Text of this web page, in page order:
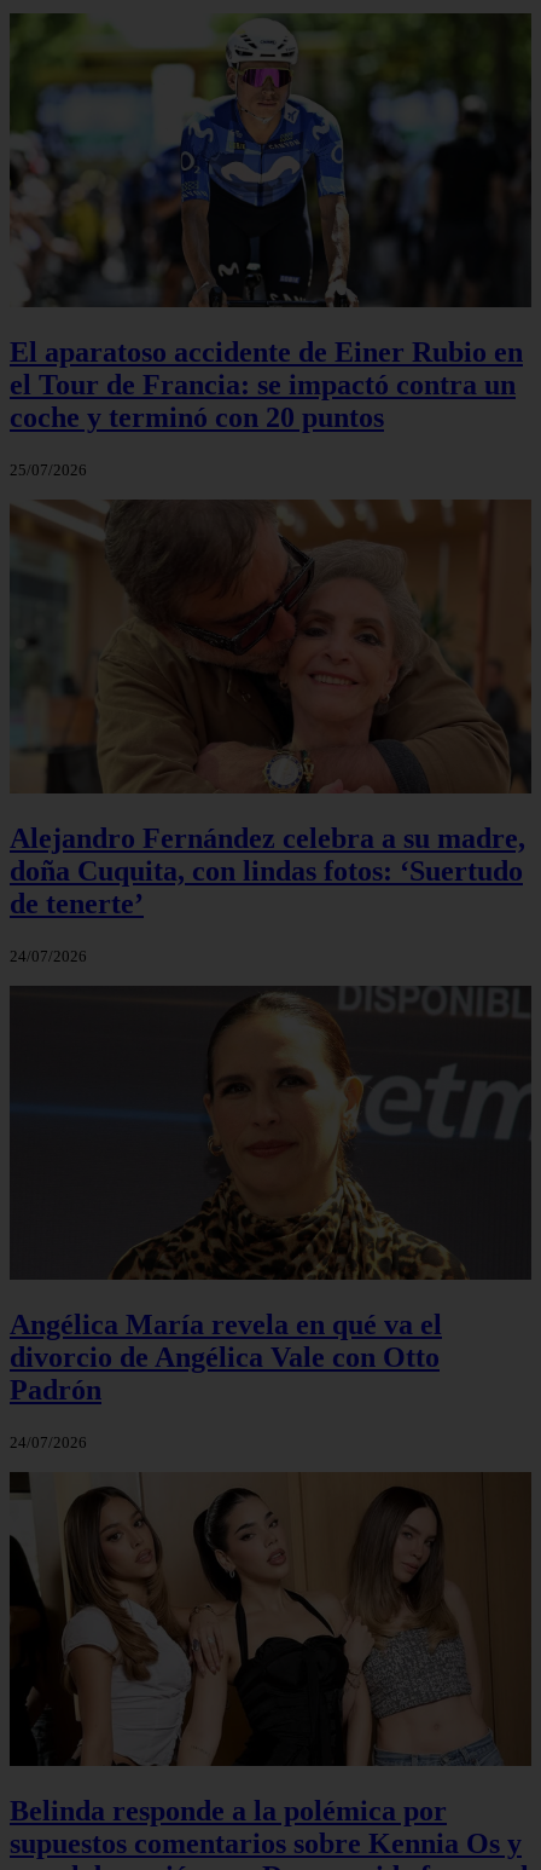
El aparatoso accidente de Einer Rubio en
el Tour de Francia: se impactó contra un
coche y terminó con 20 puntos
25/07/2026
Alejandro Fernández celebra a su madre,
doña Cuquita, con lindas fotos: ‘Suertudo
de tenerte’
24/07/2026
Angélica María revela en qué va el
divorcio de Angélica Vale con Otto
Padrón
24/07/2026
Belinda responde a la polémica por
supuestos comentarios sobre Kennia Os y